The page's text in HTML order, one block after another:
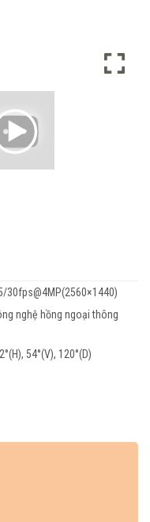
là:
1.100.000 VNĐ.
30fps@4MP(2560×1440)
nghệ hồng ngoại thông
54°(V), 120°(D)